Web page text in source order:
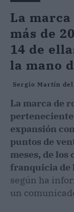
La
más de
14 de
la mano
Sergio Martín del
La marca de
expansión
puntos de
meses, de
franquicia de
según ha
un